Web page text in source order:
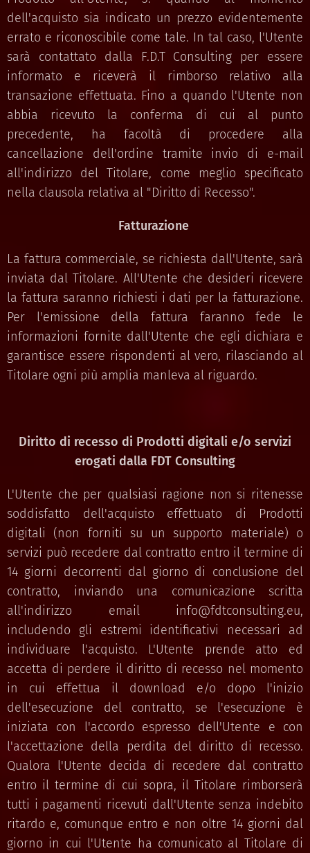
dell'acquisto sia indicato un prezzo evidentemente
errato e riconoscibile come tale. In tal caso, l'Utente
sarà contattato dalla F.D.T Consulting per essere
informato e riceverà il rimborso relativo alla
transazione effettuata. Fino a quando l'Utente non
abbia ricevuto la conferma di cui al punto
precedente, ha facoltà di procedere alla
cancellazione dell'ordine tramite invio di e-mail
all'indirizzo del Titolare, come meglio specificato
nella clausola relativa al "Diritto di Recesso".
Fatturazione
La fattura commerciale, se richiesta dall'Utente, sarà
inviata dal Titolare. All'Utente che desideri ricevere
la fattura saranno richiesti i dati per la fatturazione.
Per l'emissione della fattura faranno fede le
informazioni fornite dall'Utente che egli dichiara e
garantisce essere rispondenti al vero, rilasciando al
Titolare ogni più amplia manleva al riguardo.
Diritto di recesso di Prodotti digitali e/o servizi
erogati dalla FDT Consulting
L'Utente che per qualsiasi ragione non si ritenesse
soddisfatto dell'acquisto effettuato di Prodotti
digitali (non forniti su un supporto materiale) o
servizi può recedere dal contratto entro il termine di
14 giorni decorrenti dal giorno di conclusione del
contratto, inviando una comunicazione scritta
all'indirizzo email info@fdtconsulting.eu,
includendo gli estremi identificativi necessari ad
individuare l'acquisto. L'Utente prende atto ed
accetta di perdere il diritto di recesso nel momento
in cui effettua il download e/o dopo l'inizio
dell'esecuzione del contratto, se l'esecuzione è
iniziata con l'accordo espresso dell'Utente e con
l'accettazione della perdita del diritto di recesso.
Qualora l'Utente decida di recedere dal contratto
entro il termine di cui sopra, il Titolare rimborserà
tutti i pagamenti ricevuti dall'Utente senza indebito
ritardo e, comunque entro e non oltre 14 giorni dal
giorno in cui l'Utente ha comunicato al Titolare di